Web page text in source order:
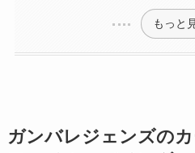
もっと
ガンバレジェンズの